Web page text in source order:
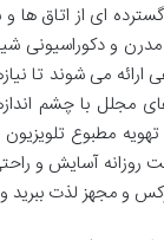
ای از اتاق
و دکوراسیونی
ارائه می شوند تا
مجلل با چشم
مطبوع
روزانه آسایش و
و مجهز لذت ببرید